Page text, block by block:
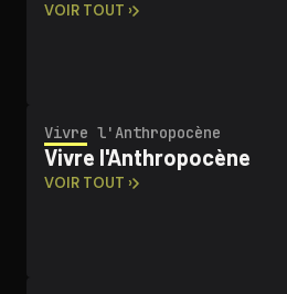
VOIR TOUT ›
Vivre l'An­thro­po­cène
Vivre l'An­thro­po­cène
VOIR TOUT ›